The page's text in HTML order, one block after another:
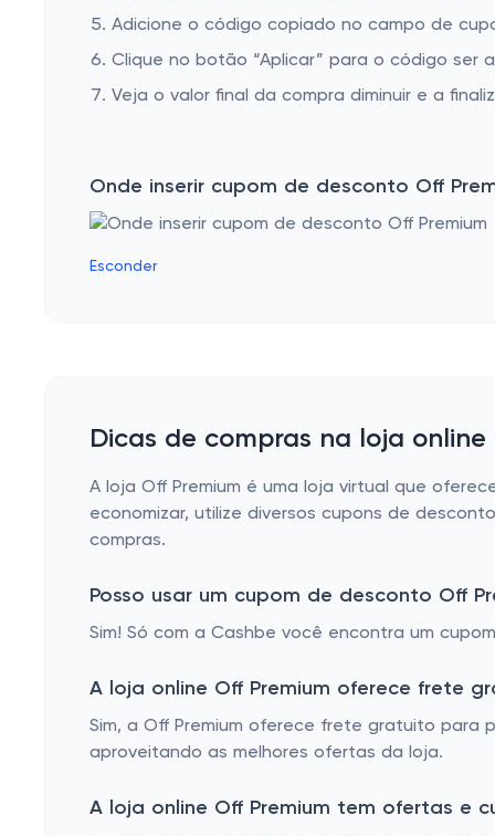
Adicione o código copiado no campo de
Clique no botão “Aplicar” para o código ser
Veja o valor final da compra diminuir e a
Onde inserir cupom de desconto Off
Esconder
Dicas de compras na loja online
A loja Off Premium é uma loja virtual que
economizar, utilize diversos cupons de
compras.
Posso usar um cupom de desconto Off
Sim! Só com a Cashbe você encontra um
A loja online Off Premium oferece frete
Sim, a Off Premium oferece frete gratuito para
aproveitando as melhores ofertas da loja.
A loja online Off Premium tem ofertas e